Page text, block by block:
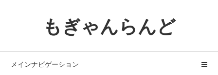
ョ
へ
もぎゃんらんど
メインナビゲーション